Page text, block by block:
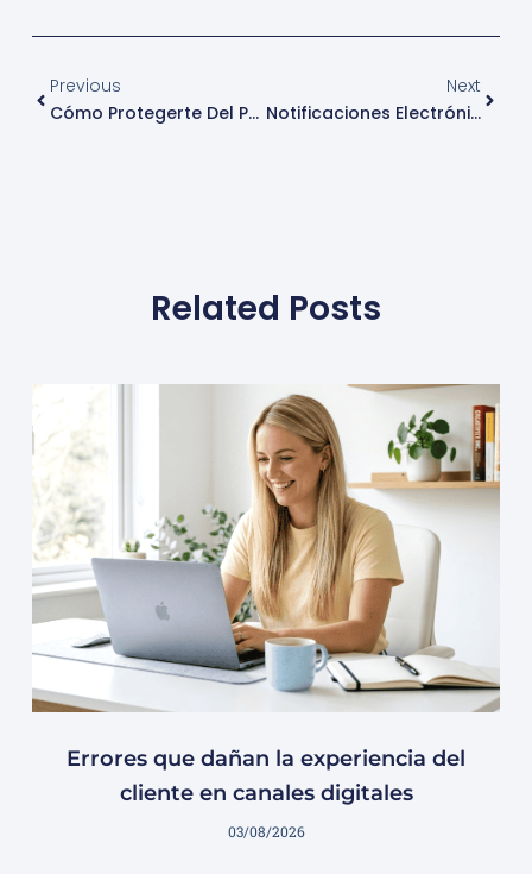
Previous
Cómo Protegerte Del Phishing En Los Mensajes De Texto (SMS)
Next
Notificaciones Electrónicas Vs. Notificaciones SMS
Related Posts
Errores que dañan la experiencia del
cliente en canales digitales
03/08/2026